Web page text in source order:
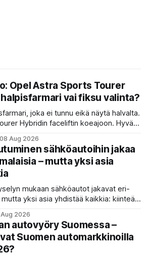
Opel Astra Sports Tourer
vai fiksu valinta?
joka ei tunnu eikä näytä halvalta.
Hybridin faceliftin koeajoon. Hyvä
ja kevythybridi, joka toimii ihan ok.
nykiminen? Katso ja lue koko tuomio.
08 Aug 2026
sähköautoihin jakaa
– mutta yksi asia
mukaan sähköautot jakavat eri-
yksi asia yhdistää kaikkia: kiinteät
2026
autovyöry Suomessa –
Suomen automarkkinoilla